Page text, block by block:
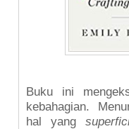
Buku ini
kebahagian.
hal yang